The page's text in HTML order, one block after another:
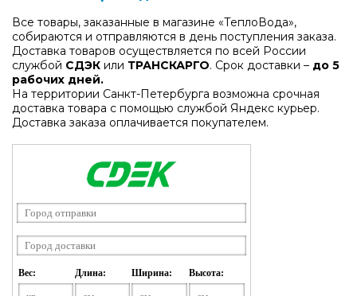
Все товары, заказанные в магазине «ТеплоВода»,
собираются и отправляются в день поступления заказа.
Доставка товаров осуществляется по всей России
службой СДЭК или ТРАНСКАРГО. Срок доставки – до 5
рабочих дней.
На территории Санкт-Петербурга возможна срочная
доставка товара с помощью службой Яндекс курьер.
Доставка заказа оплачивается покупателем.